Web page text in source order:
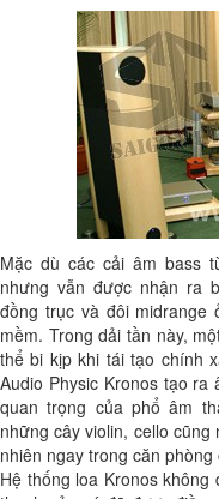
Mặc dù các cải âm bass
nhưng vẫn được nhận ra
đồng trục và đôi
mềm. Trong dải tần này,
thể bi kịp khi tái tạo chính
Audio Physic Kronos tạo
quan trọng của phổ âm
những cây violin, cello
nhiên ngay trong căn phòng
Hệ thống loa Kronos